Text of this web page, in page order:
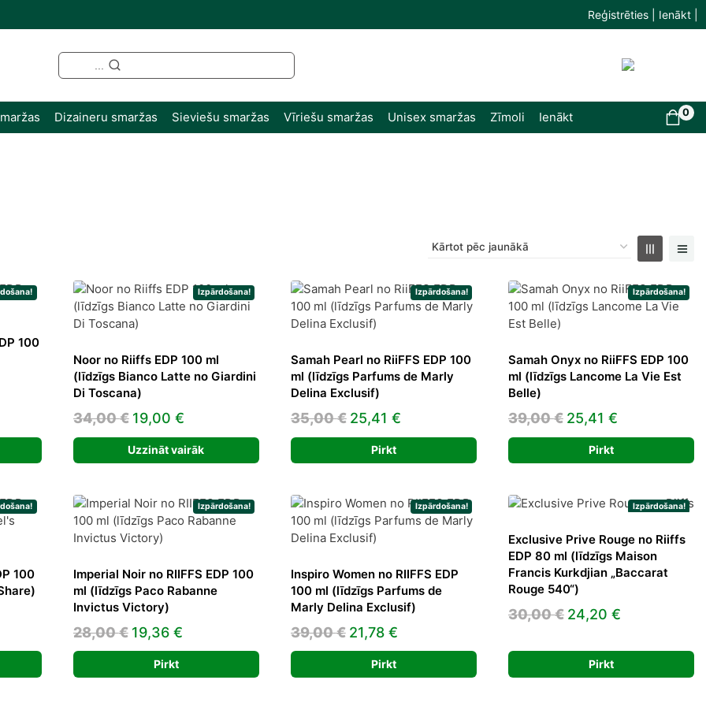
Reģistrēties | Ienākt |
Dizaineru smaržas Sieviešu smaržas Vīriešu smaržas Unisex smaržas Zīmoli Ienākt 0
100
Izpārdošana!
Noor no Riiffs EDP 100 ml
(līdzīgs Bianco Latte no Giardini
Di Toscana)
34,00€ Original
price
was:
19,00 €Current
price
is:
Uzzināt vairāk
Izpārdošana!
Samah Pearl no RiiFFS EDP 100
ml (līdzīgs Parfums de Marly
Delina Exclusif)
35,00€ Original
price
was:
25,41 €Current
price
is:
Pirkt
Izpārdošana!
Samah Onyx no RiiFFS EDP 100
ml (līdzīgs Lancome La Vie Est
Belle)
39,00€ Original
price
was:
25,41 €Current
price
is:
Pirkt
100
€.
Izpārdošana!
Imperial Noir no RIIFFS EDP 100
ml (līdzīgs Paco Rabanne
Invictus Victory)
28,00€ Original
price
was:
19,36 €Current
price
is:
Pirkt
Izpārdošana!
Inspiro Women no RIIFFS EDP
100 ml (līdzīgs Parfums de
Marly Delina Exclusif)
39,00€ Original
price
was:
21,78 €Current
price
is:
Pirkt
Izpārdošana!
Exclusive Prive Rouge no Riiffs
EDP 80 ml (līdzīgs Maison
Francis Kurkdjian „Baccarat
Rouge 540“)
30,00€ Original
was:
30,00 €.
24,20 €Current
is:
24,20 €.
Pirkt